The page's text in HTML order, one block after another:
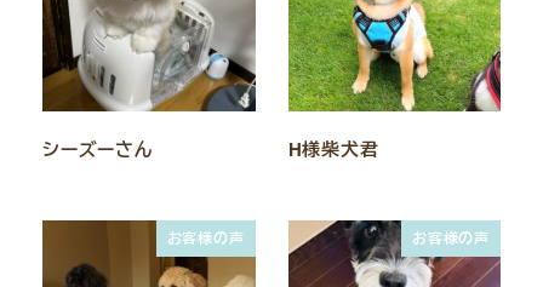
シーズーさん H様柴犬君
お客様の声 お客様の声